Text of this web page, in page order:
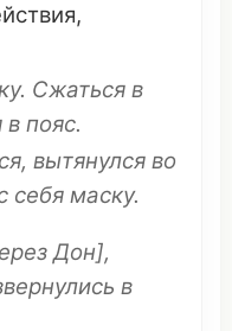
,
. Сжаться в
в пояс.
, вытянулся во
себя маску.
Дон],
в